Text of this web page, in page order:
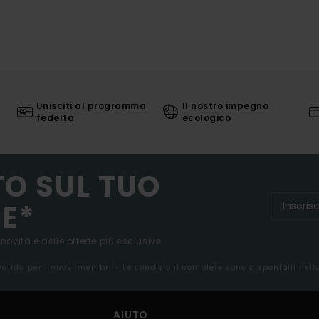
Unisciti al programma
fedeltà
Il nostro impegno
ecologico
SUL TUO
e delle offerte più esclusive.
per i nuovi membri - Le condizioni complete sono disponibili
AIUTO